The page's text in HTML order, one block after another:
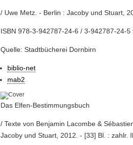
/ Uwe Metz. - Berlin : Jacoby und Stuart,
ISBN 978-3-942787-24-6 / 3-942787-24-
Quelle: Stadtbücherei Dornbirn
biblio-net
mab2
Das Elfen-Bestimmungsbuch
/ Texte von Benjamin Lacombe &
Jacoby und Stuart, 2012. - [33] Bl. : zahlr.